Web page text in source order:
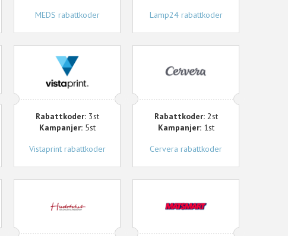
MEDS rabattkoder
Lamp24 rabattkoder
Vistaprint
Rabattkoder:3st
Kampanjer:5st
Vistaprint rabattkoder
Rabattkoder:2st
Kampanjer:1st
Cervera rabattkoder